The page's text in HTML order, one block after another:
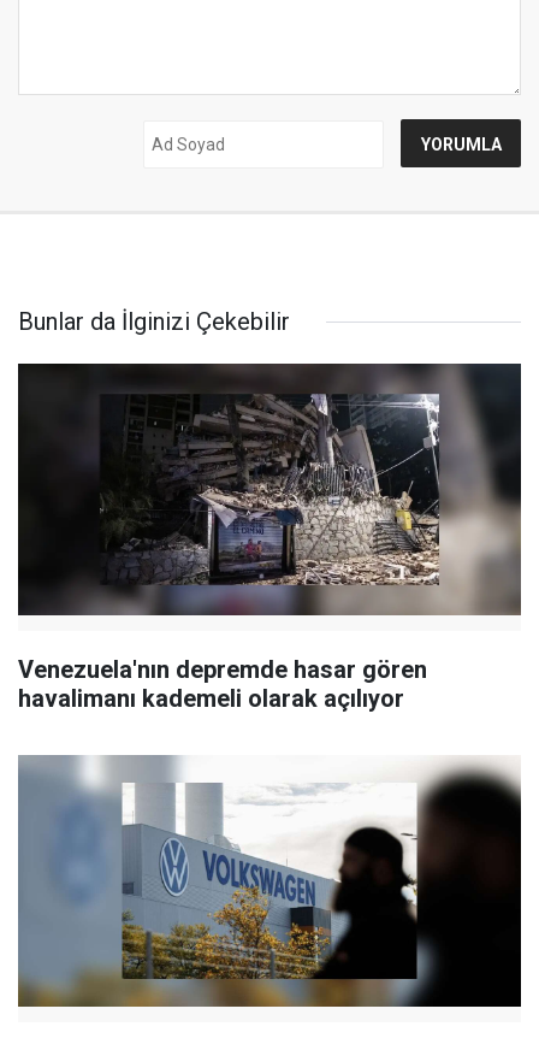
Bunlar da İlginizi Çekebilir
Venezuela'nın depremde hasar gören
havalimanı kademeli olarak açılıyor